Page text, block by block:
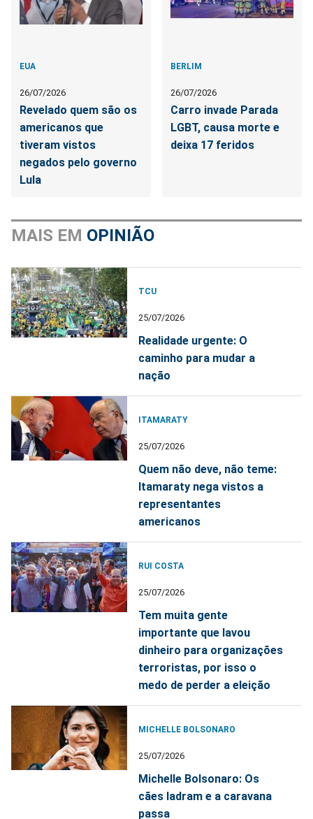
EUA
26/07/2026
Revelado quem são os
americanos que
tiveram vistos
negados pelo governo
Lula
BERLIM
26/07/2026
Carro invade Parada
LGBT, causa morte e
deixa 17 feridos
MAIS EM OPINIÃO
TCU
25/07/2026
Realidade urgente: O
caminho para mudar a
nação
ITAMARATY
25/07/2026
Quem não deve, não teme:
Itamaraty nega vistos a
representantes
americanos
RUI COSTA
25/07/2026
Tem muita gente
importante que lavou
dinheiro para organizações
terroristas, por isso o
medo de perder a eleição
MICHELLE BOLSONARO
25/07/2026
Michelle Bolsonaro: Os
cães ladram e a caravana
passa